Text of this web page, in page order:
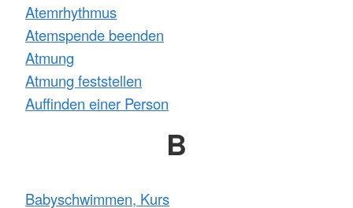
Atemrhythmus
Atemspende beenden
Atmung
Atmung feststellen
Auffinden einer Person
B
Babyschwimmen, Kurs